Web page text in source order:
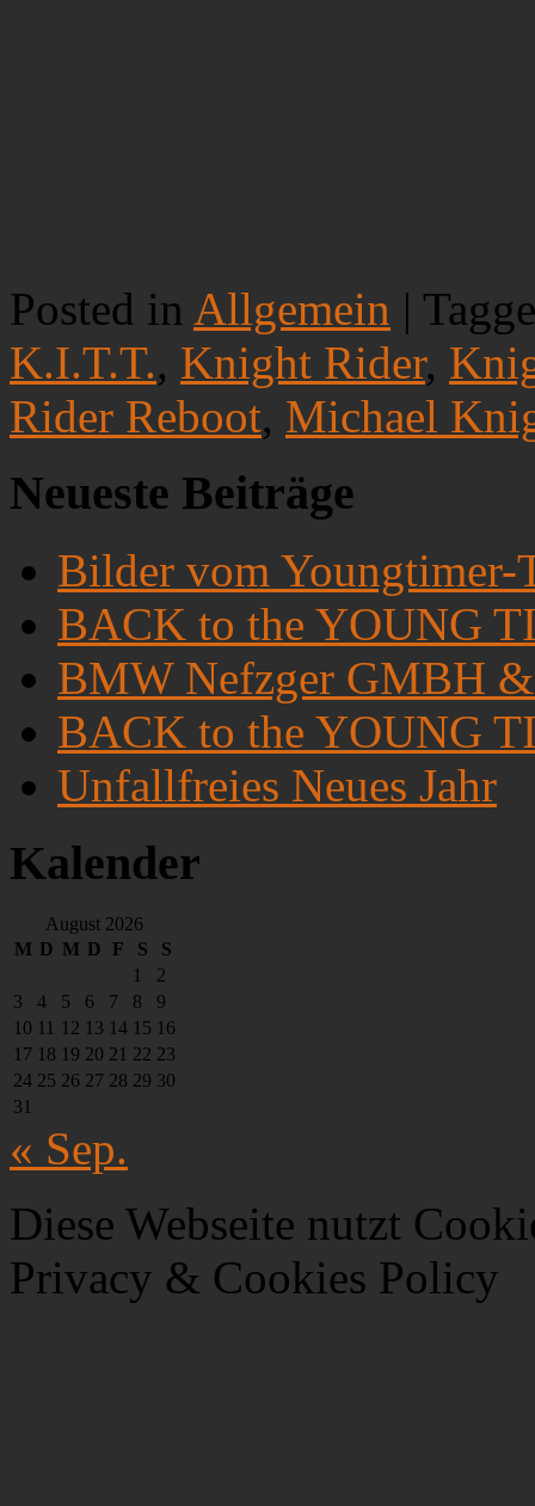
Posted in Allgemein |
K.I.T.T., Knight Rider,
Rider Reboot, Michael
Neueste Beiträge
Bilder vom Youngtimer-
BACK to the YOUNG
BMW Nefzger GMBH
BACK to the YOUNG
Unfallfreies Neues Jahr
Kalender
August 2026
M D M D F S
S
1
2
3
4 5 6 7 8
9
10 11 12 13 14 15 16
17 18 19 20 21 22 23
24 25 26 27 28 29 30
31
« Sep.
Diese Webseite nutzt
Privacy & Cookies Policy